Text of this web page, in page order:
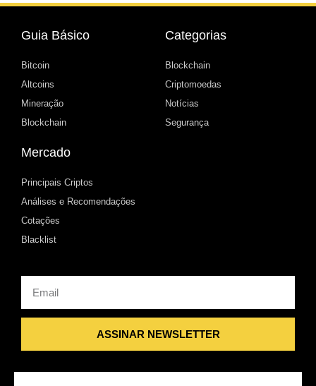
Guia Básico
Bitcoin
Altcoins
Mineração
Blockchain
Categorias
Blockchain
Criptomoedas
Notícias
Segurança
Mercado
Principais Criptos
Análises e Recomendações
Cotações
Blacklist
ASSINAR NEWSLETTER